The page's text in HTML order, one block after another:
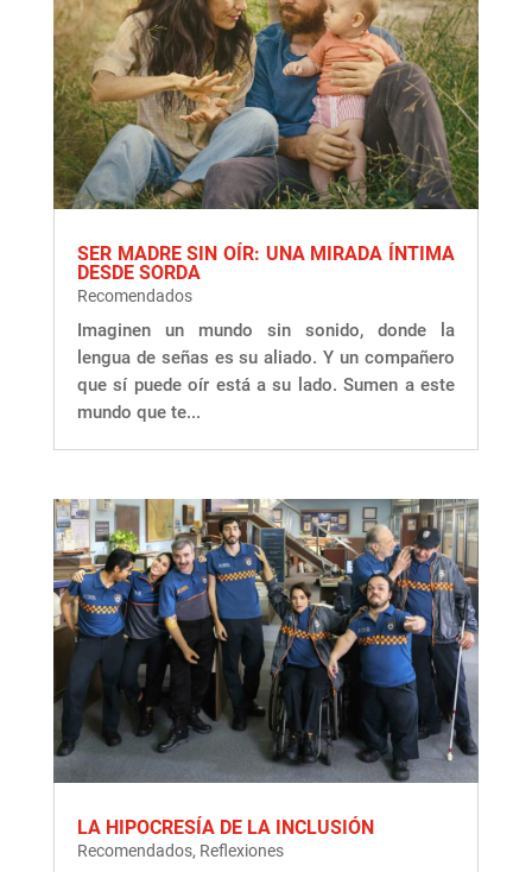
SER MADRE SIN OÍR: UNA MIRADA ÍNTIMA
DESDE SORDA
Recomendados
Imaginen un mundo sin sonido, donde la
lengua de señas es su aliado. Y un compañero
que sí puede oír está a su lado. Sumen a este
mundo que te...
LA HIPOCRESÍA DE LA INCLUSIÓN
Recomendados, Reflexiones